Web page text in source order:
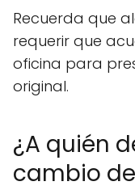
Recuerda que
requerir que
oficina para
original.
¿A quién
cambio